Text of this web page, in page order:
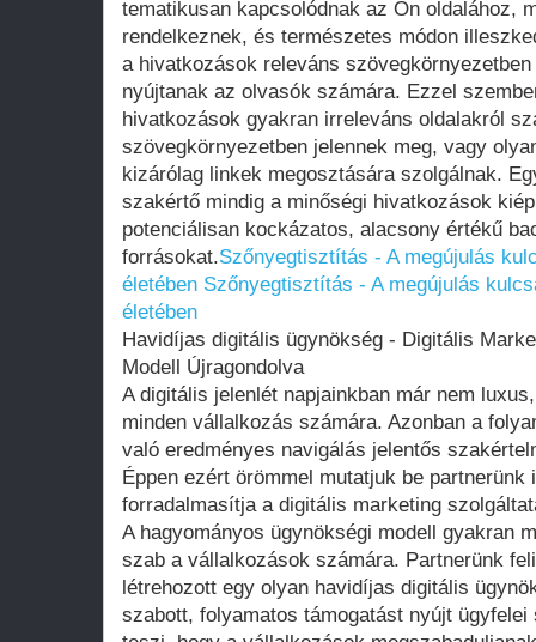
tematikusan kapcsolódnak az Ön oldalához,
rendelkeznek, és természetes módon
a hivatkozások releváns
nyújtanak az olvasók számára. Ezzel
hivatkozások gyakran irreleváns oldalakról
szövegkörnyezetben jelennek meg, vagy
kizárólag linkek megosztására szolgálnak.
szakértő mindig a minőségi hivatkozások
potenciálisan kockázatos, alacsony értékű
forrásokat.Szőnyegtisztítás - A megújulás
életében Szőnyegtisztítás - A megújulás
életében
Havidíjas digitális ügynökség - Digitális
Modell Újragondolva
A digitális jelenlét napjainkban már nem
minden vállalkozás számára. Azonban a
való eredményes navigálás jelentős
Éppen ezért örömmel mutatjuk be
forradalmasítja a digitális marketing
A hagyományos ügynökségi modell gyakran
szab a vállalkozások számára. Partnerünk
létrehozott egy olyan havidíjas digitális
szabott, folyamatos támogatást nyújt